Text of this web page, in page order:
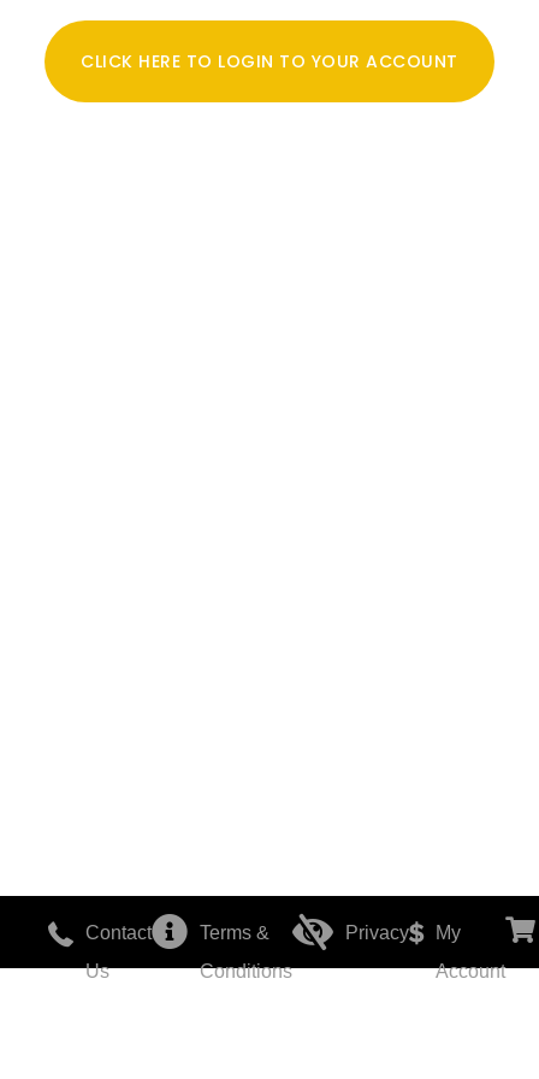
CLICK HERE TO LOGIN TO YOUR ACCOUNT
Contact
Us
Terms &
Conditions
Privacy
My
Account